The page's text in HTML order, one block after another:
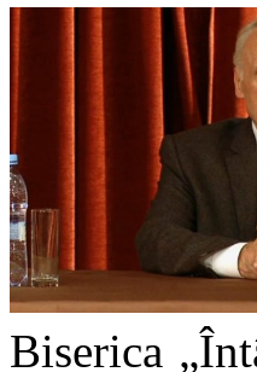
Biserica